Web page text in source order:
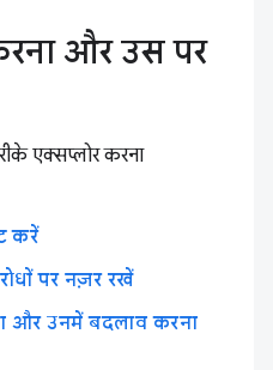
और उस पर
एक्सप्लोर करना
करें
पर नज़र रखें
और उनमें बदलाव करना